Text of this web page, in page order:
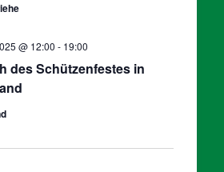
des Schützenfestes in
@ 12:00 - 19:00